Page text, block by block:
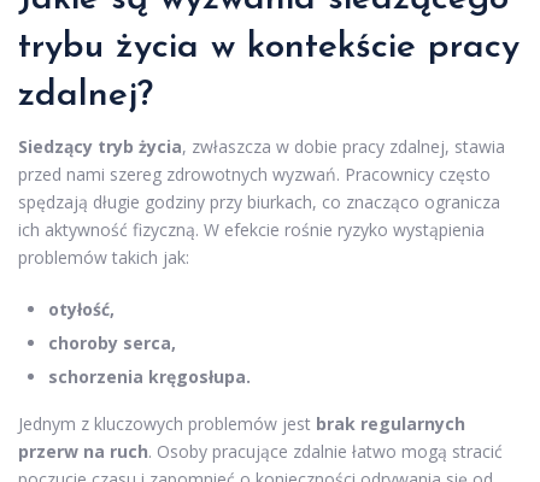
trybu życia w kontekście pracy
zdalnej?
Siedzący tryb życia, zwłaszcza w dobie pracy zdalnej, stawia
przed nami szereg zdrowotnych wyzwań. Pracownicy często
spędzają długie godziny przy biurkach, co znacząco ogranicza
ich aktywność fizyczną. W efekcie rośnie ryzyko wystąpienia
problemów takich jak:
otyłość,
choroby serca,
schorzenia kręgosłupa.
Jednym z kluczowych problemów jest brak regularnych
przerw na ruch. Osoby pracujące zdalnie łatwo mogą stracić